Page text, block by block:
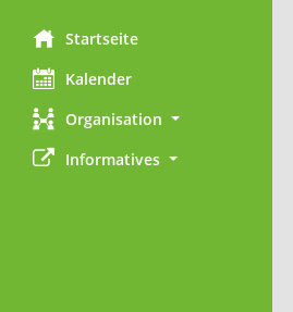
Startseite
Kalender
Organisation
Informatives